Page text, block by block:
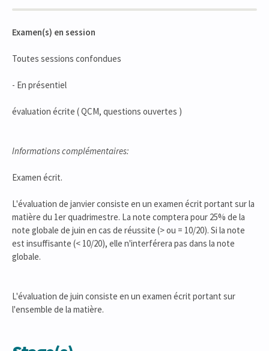
Examen(s) en session
Toutes sessions confondues
- En présentiel
évaluation écrite ( QCM, questions ouvertes )
Informations complémentaires:
Examen écrit.
L'évaluation de janvier consiste en un examen écrit portant sur la
matière du 1er quadrimestre. La note comptera pour 25% de la
note globale de juin en cas de réussite (> ou = 10/20). Si la note
est insuffisante (< 10/20), elle n'interférera pas dans la note
globale.
L'évaluation de juin consiste en un examen écrit portant sur
l'ensemble de la matière.